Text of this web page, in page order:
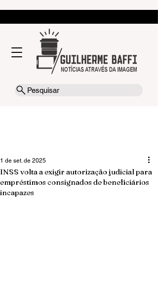
Pesquisar
INSS volta a exigir autorização judicial para
empréstimos consignados de beneficiários
incapazes
1 de set. de 2025